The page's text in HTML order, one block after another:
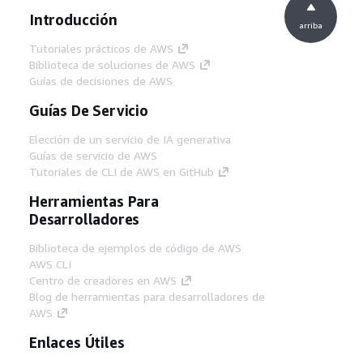
Introducción
Tutoriales prácticos de AWS
Biblioteca de soluciones de AWS
Guías de decisiones de AWS
Guías De Servicio
Elección de un servicio de IA generativa
Guías de servicio de AWS
Tutoriales de CLI de AWS en GitHub
Herramientas Para
Desarrolladores
Biblioteca de ejemplos de código de AWS
AWS CLI
Centro de creadores en AWS
Blog de herramientas para desarrolladores de
AWS
Enlaces Útiles
arriba